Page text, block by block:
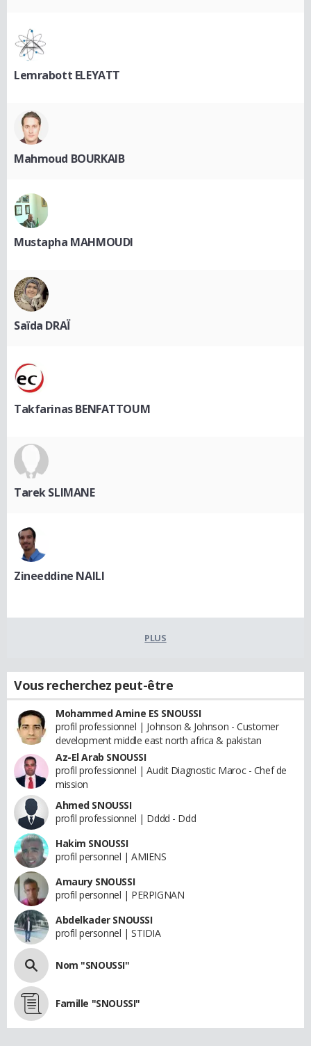
Lemrabott ELEYATT
Mahmoud BOURKAIB
Mustapha MAHMOUDI
Saïda DRAÏ
Takfarinas BENFATTOUM
Tarek SLIMANE
Zineeddine NAILI
PLUS
Vous recherchez peut-être
Mohammed Amine ES SNOUSSI
profil professionnel | Johnson & Johnson - Customer
development middle east north africa & pakistan
Az-El Arab SNOUSSI
profil professionnel | Audit Diagnostic Maroc - Chef de
mission
Ahmed SNOUSSI
profil professionnel | Dddd - Ddd
Hakim SNOUSSI
profil personnel | AMIENS
Amaury SNOUSSI
profil personnel | PERPIGNAN
Abdelkader SNOUSSI
profil personnel | STIDIA
Nom "SNOUSSI"
Famille "SNOUSSI"